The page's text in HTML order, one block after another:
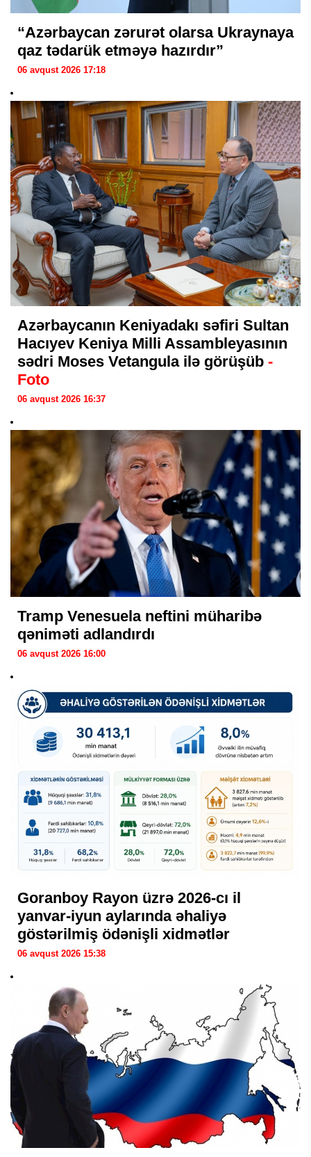
“Azərbaycan zərurət olarsa Ukraynaya
qaz tədarük etməyə hazırdır”
06 avqust 2026 17:18
Azərbaycanın Keniyadakı səfiri Sultan
Hacıyev Keniya Milli Assambleyasının
sədri Moses Vetangula ilə görüşüb -
Foto
06 avqust 2026 16:37
Tramp Venesuela neftini müharibə
qəniməti adlandırdı
06 avqust 2026 16:00
Goranboy Rayon üzrə 2026-cı il
yanvar-iyun aylarında əhaliyə
göstərilmiş ödənişli xidmətlər
06 avqust 2026 15:38